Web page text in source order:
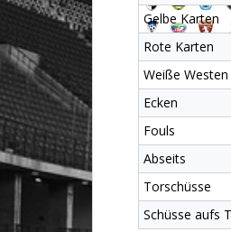
Gelbe Karten
Rote Karten
Weiße Westen
Ecken
Fouls
Abseits
Torschüsse
Schüsse aufs